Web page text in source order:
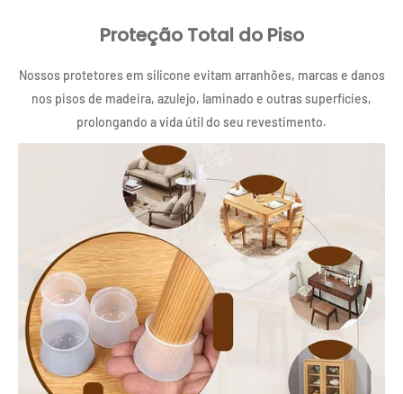
Proteção Total do Piso
Nossos protetores em silicone evitam arranhões, marcas e danos
nos pisos de madeira, azulejo, laminado e outras superfícies,
prolongando a vida útil do seu revestimento.